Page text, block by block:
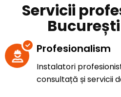
Servicii
Profesionalism
Instalatori
consultață și servicii